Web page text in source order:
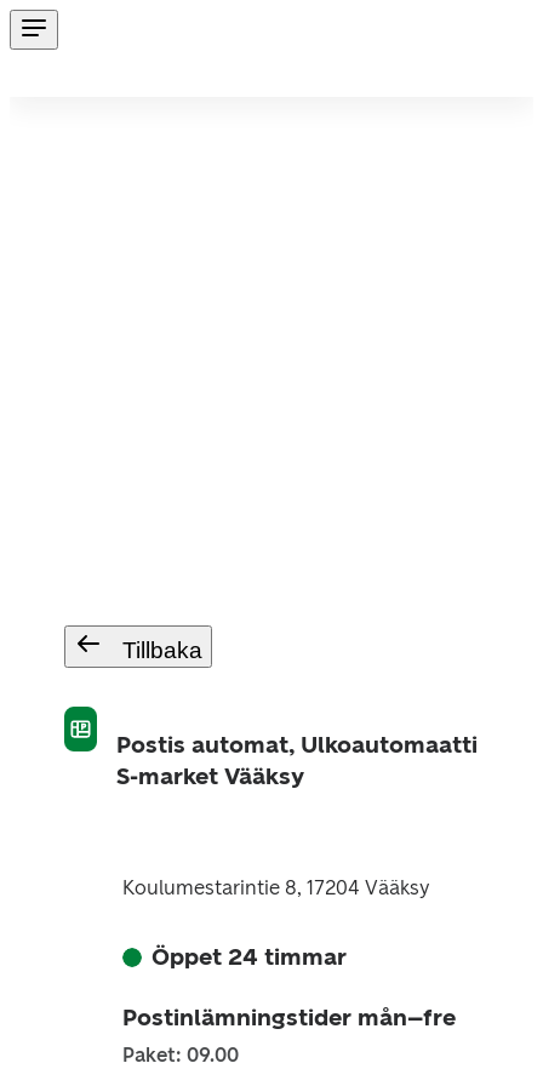
Tillbaka
Postis automat, Ulkoautomaatti
S-market Vääksy
Koulumestarintie 8, 17204 Vääksy
Öppet 24 timmar
Postinlämningstider mån–fre
Paket: 09.00